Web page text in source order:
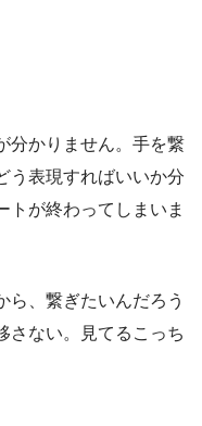
分かりません。手を繋
う表現すればいいか分
トが終わってしまいま
ら、繋ぎたいんだろう
さない。見てるこっち